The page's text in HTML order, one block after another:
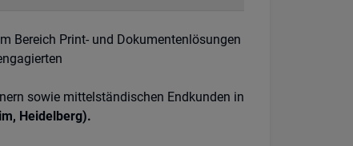
Bereich Print- und Dokumentenlösungen
sowie mittelständischen Endkunden in
Heidelberg).